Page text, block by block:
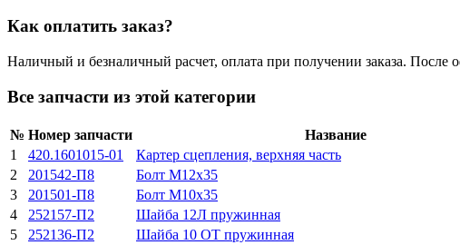
Как оплатить заказ?
Наличный и безналичный расчет, оплата при получении заказа. После
Все запчасти из этой категории
№ Номер запчасти Название
1
420.1601015-01 Картер сцепления, верхняя часть
2
201542-П8 Болт М12х35
3
201501-П8 Болт М10х35
4
252157-П2 Шайба 12Л пружинная
5
252136-П2 Шайба 10 ОТ пружинная